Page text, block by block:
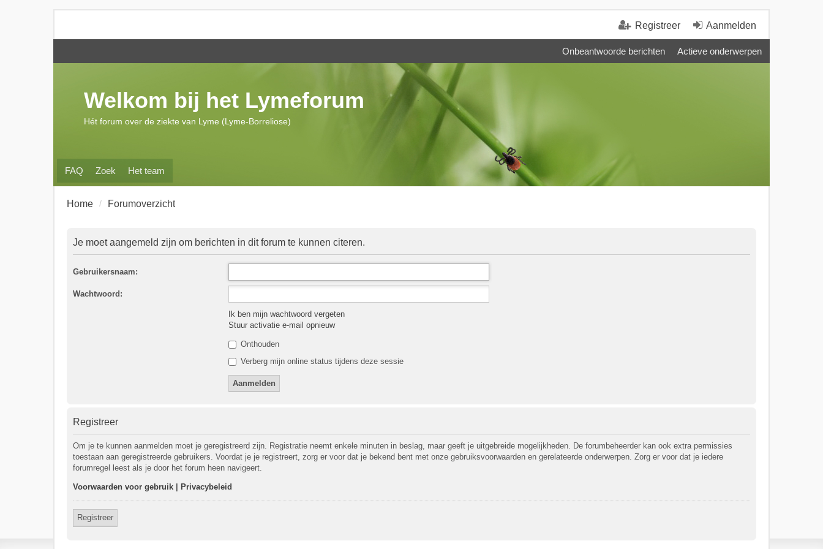
Aanmelden
Registreer
Onbeantwoorde berichten Actieve onderwerpen
FAQ Zoek Het team
Welkom bij het Lymeforum
Hét forum over de ziekte van Lyme (Lyme-Borreliose)
Home Forumoverzicht
Je moet aangemeld zijn om berichten in dit forum te kunnen citeren.
Gebruikersnaam:
Wachtwoord:
Ik ben mijn wachtwoord vergeten
Stuur activatie e-mail opnieuw
Onthouden
Verberg mijn online status tijdens deze sessie
Registreer
Om je te kunnen aanmelden moet je geregistreerd zijn. Registratie neemt enkele minuten in beslag, maar geeft je uitgebreide mogelijkheden. De forumbeheerder kan ook extra permissies
toestaan aan geregistreerde gebruikers. Voordat je je registreert, zorg er voor dat je bekend bent met onze gebruiksvoorwaarden en gerelateerde onderwerpen. Zorg er voor dat je iedere
forumregel leest als je door het forum heen navigeert.
Voorwaarden voor gebruik Privacybeleid
Registreer